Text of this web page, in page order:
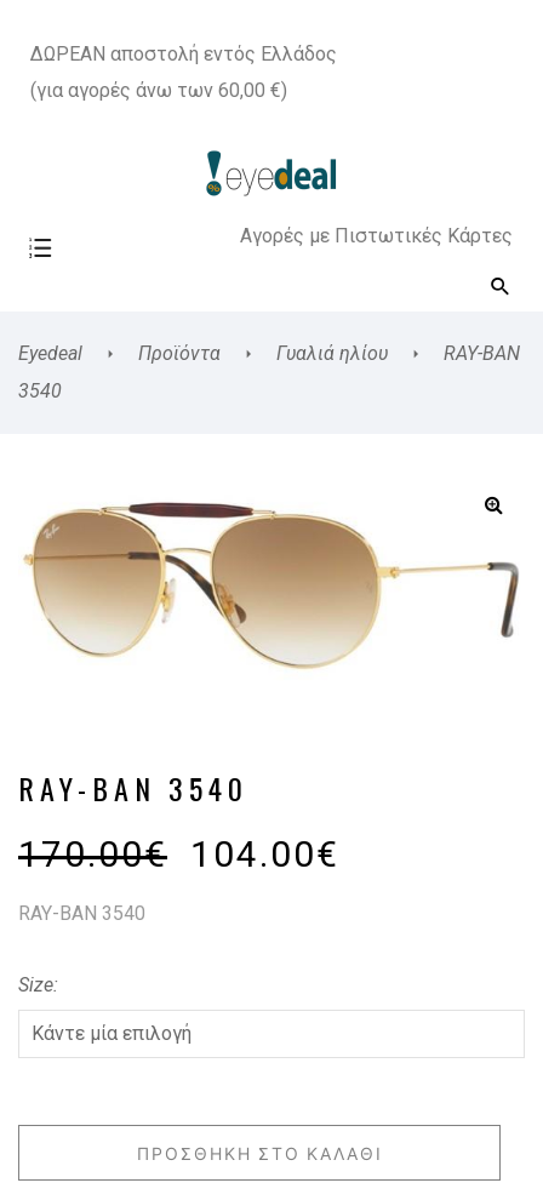
ΔΩΡΕΑΝ αποστολή εντός Ελλάδος
(για αγορές άνω των 60,00 €)
Αγορές με Πιστωτικές Κάρτες
Eyedeal Προϊόντα Γυαλιά ηλίου
RAY-BAN
3540
RAY-BAN 3540
170.00€ 104.00€
RAY-BAN 3540
Size
ΠΡΟΣΘΉΚΗ ΣΤΟ ΚΑΛΆΘΙ